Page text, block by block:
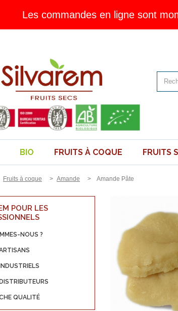
Les commandes en ligne sont
BIO FRUITS À COQUE FRUITS
Fruits à coque > Amande > Amande Pâte
POUR LES
NOUS ?
QUALITÉ